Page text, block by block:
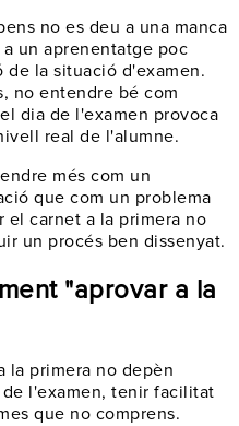
no es deu a una manca
un aprenentatge poc
de la situació d'examen.
no entendre bé com
dia de l'examen provoca
real de l'alumne.
més com un
que com un problema
el carnet a la primera no
un procés ben dissenyat.
"aprovar a la
la primera no depèn
l'examen, tenir facilitat
que no comprens.